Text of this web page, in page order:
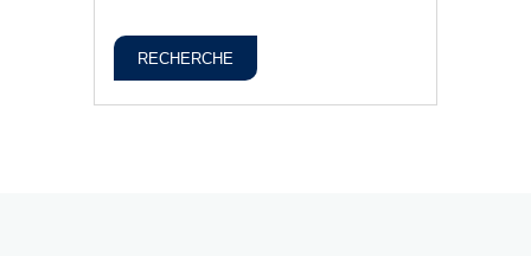
RECHERCHE